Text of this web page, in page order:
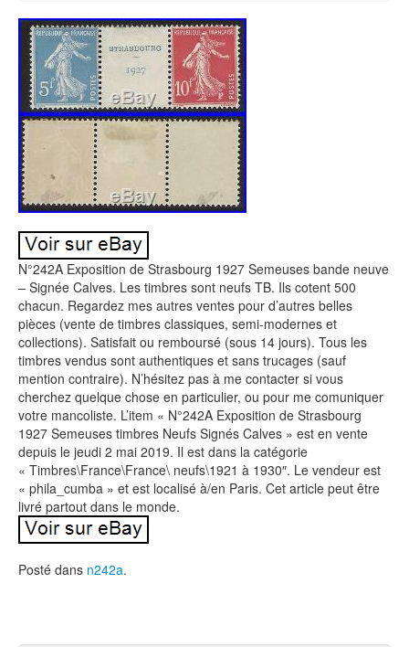
N°242A Exposition de Strasbourg 1927 Semeuses bande neuve
– Signée Calves. Les timbres sont neufs TB. Ils cotent 500
chacun. Regardez mes autres ventes pour d’autres belles
pièces (vente de timbres classiques, semi-modernes et
collections). Satisfait ou remboursé (sous 14 jours). Tous les
timbres vendus sont authentiques et sans trucages (sauf
mention contraire). N’hésitez pas à me contacter si vous
cherchez quelque chose en particulier, ou pour me comuniquer
votre mancoliste. L’item « N°242A Exposition de Strasbourg
1927 Semeuses timbres Neufs Signés Calves » est en vente
depuis le jeudi 2 mai 2019. Il est dans la catégorie
« Timbres\France\France\ neufs\1921 à 1930″. Le vendeur est
« phila_cumba » et est localisé à/en Paris. Cet article peut être
livré partout dans le monde.
Posté dans n242a.